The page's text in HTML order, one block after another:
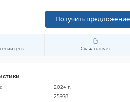
Получить предложение
цены Скачать отчет
2024 г.
25978